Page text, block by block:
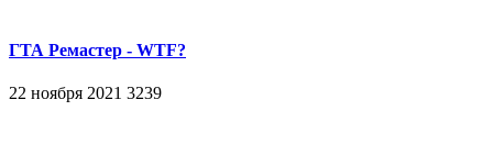
ГТА Ремастер - WTF?
22 ноября 2021 3239